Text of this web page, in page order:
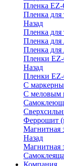
Пленка
Пленка для
Назад
Пленка для
Пленка для
Пленка для
Пленки
Назад
Пленки
С
С меловым
Феррошит
Магнитная
Назад
Магнитная
Компания